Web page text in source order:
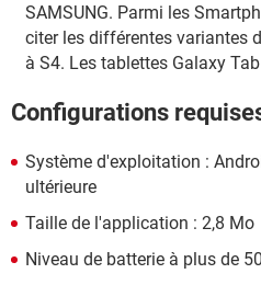
SAMSUNG. Parmi les
citer les différentes variantes
à S4. Les tablettes Galaxy
Configurations
Système d'exploitation :
ultérieure
Taille de l'application : 2,8 Mo
Niveau de batterie à plus de